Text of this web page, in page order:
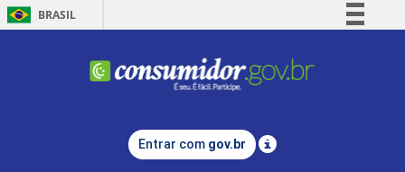
BRASIL
Comunica BR
Legislação
Entrar com gov.br